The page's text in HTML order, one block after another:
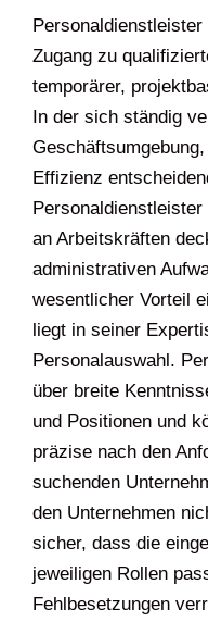
Zugang zu
temporärer,
In der sich ständig
Effizienz
an Arbeitskräften
administrativen
wesentlicher Vorteil
liegt in seiner
Personalauswahl.
über breite
und Positionen und
präzise nach den
suchenden
den Unternehmen
sicher, dass die
jeweiligen Rollen
Fehlbesetzungen